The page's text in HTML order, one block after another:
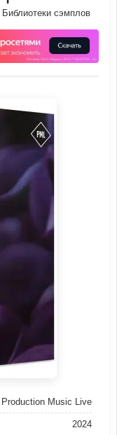
Библиотеки сэмплов
Production Music Live
2024